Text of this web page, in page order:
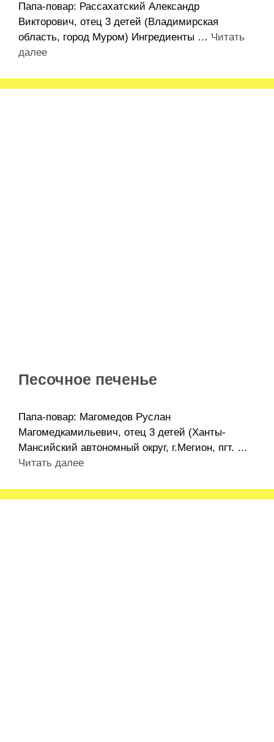
Папа-повар: Рассахатский Александр
Викторович, отец 3 детей (Владимирская
область, город Муром) Ингредиенты … Читать
далее
Песочное печенье
Папа-повар: Магомедов Руслан
Магомедкамильевич, отец 3 детей (Ханты-
Мансийский автономный округ, г.Мегион, пгт. …
Читать далее